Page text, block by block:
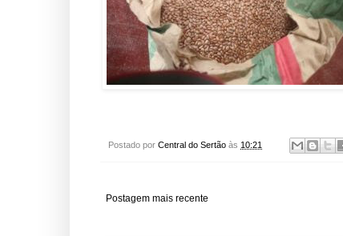
Postado por Central do Sertão às 10:21
Postagem mais recente